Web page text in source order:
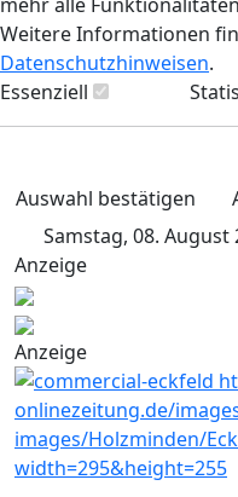
Weitere Informationen
Datenschutzhinweisen.
Essenziell
Auswahl bestätigen
Samstag, 08. August
Anzeige
Anzeige